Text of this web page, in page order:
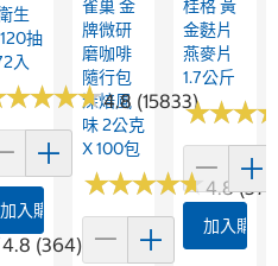
4.8 (364)
生
抽
入
★★★★
★★★★4.8 (15833)
加入購物車
雀巢 金
牌微研
磨咖啡
隨行包
深焙風
味 2公克
X 100包
★★★★★
★★★★★4.8
桂格 黃
金麩片
燕麥片
1.7公斤
★★★
★★★
加入購物